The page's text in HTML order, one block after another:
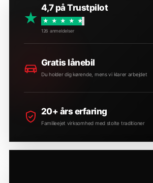
★
4,7 på Trustpilot
★ ★ ★ ★ ★
126 anmeldelser
Gratis lånebil
Du holder dig kørende, mens vi klarer arbejdet
20+ års erfaring
Familieejet virksomhed med stolte traditioner